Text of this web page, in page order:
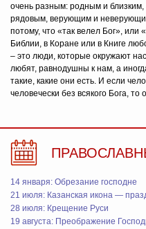
очень разным: родным и
рядовым, верующим и
потому, что «так велел Бог», или
Библии, в Коране или в Книге
– это люди, которые окружают
любят, равнодушны к нам, а
такие, какие они есть. И если
человечески без всякого Бога, то
14 января: Обрезание господне
21 июля: Казанская икона —
28 июля: Крещение Руси
19 августа: Преображение